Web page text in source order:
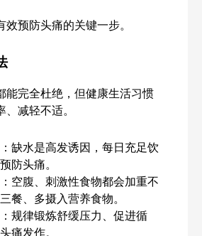
预防头痛的关键一步。
能完全杜绝，但健康生活习惯
减轻不适。
缺水是高发诱因，每日充足饮
防头痛。
空腹、刺激性食物都会加重不
餐、多摄入营养食物。
规律锻炼舒缓压力、促进循
痛发作。